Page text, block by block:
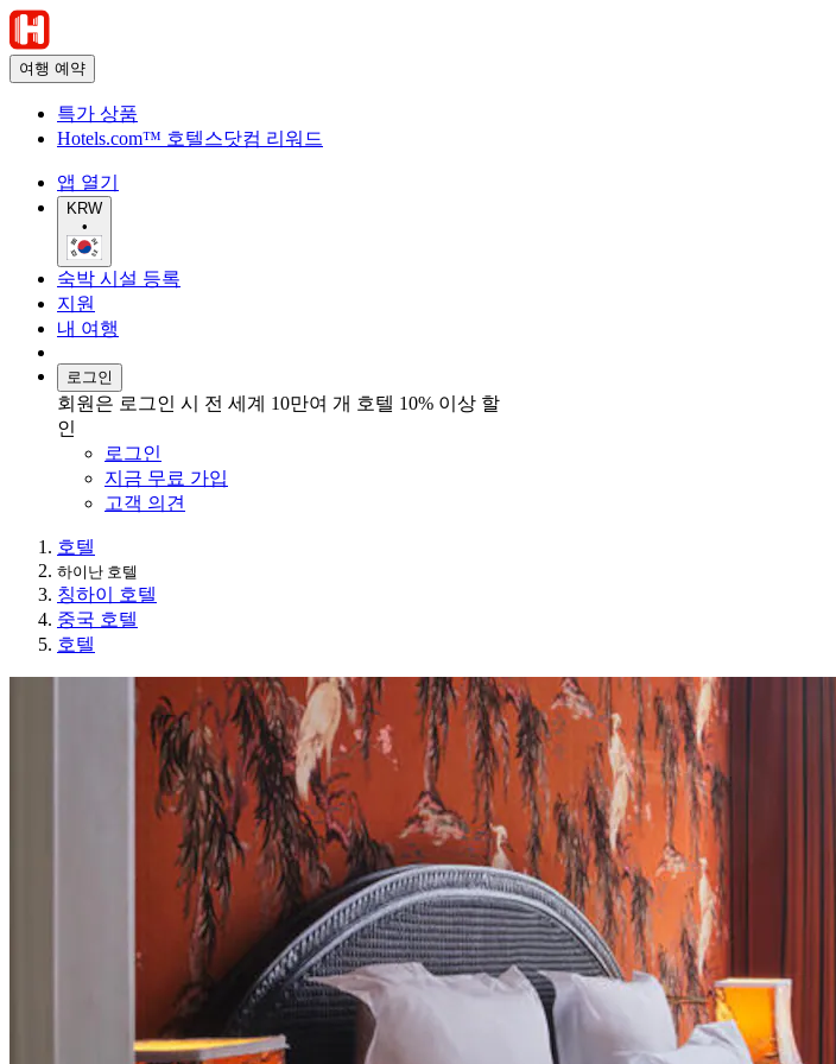
여행 예약
특가 상품
Hotels.com™ 호텔스닷컴 리워드
앱 열기
KRW
•
숙박 시설 등록
지원
내 여행
로그인
회원은 로그인 시 전 세계 10만여 개 호텔 10% 이상 할
인
로그인
지금 무료 가입
고객 의견
호텔
하이난 호텔
칭하이 호텔
중국 호텔
호텔